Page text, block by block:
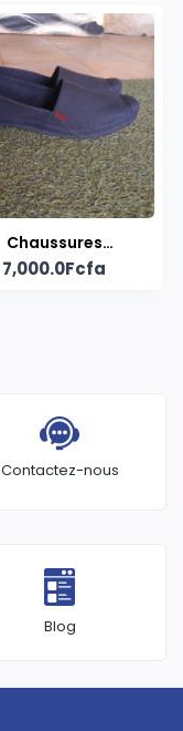
Chaussures
espadrilles
7,000.0Fcfa
Contactez-nous
Blog